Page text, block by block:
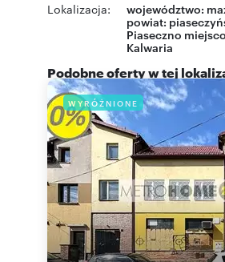
Lokalizacja: województwo:
powiat:
Piaseczno
Kalwaria
Podobne oferty w tej
WYRÓŻNIONE